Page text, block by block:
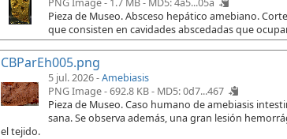
PNG Image - 1.7 MB - MD5: 4a5...05a
Pieza de Museo. Absceso hepático amebiano.
que consisten en cavidades abscedadas que
CBParEh005.png
5 jul. 2026 -Amebiasis
PNG Image - 692.8 KB - MD5: 0d7...467
Pieza de Museo. Caso humano de amebiasis
sana. Se observa además, una gran lesión
el tejido.